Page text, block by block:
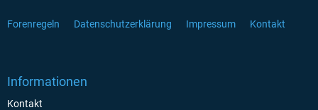
Forenregeln Datenschutzerklärung Impressum Kontakt
Informationen
Kontakt